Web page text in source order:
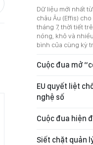
Dữ liệu mới nhất
châu Âu (Effis)
tháng 7, thời tiết
nóng, khô và
bình của cùng kỳ
Cuộc đua mở
EU quyết liệt
nghệ số
Cuộc đua hiện
Siết chặt quản